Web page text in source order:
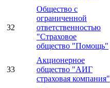
32
Общество с
ограниченной
ответственностью
"Страховое
общество "Помощь"
33
Акционерное
общество "АИГ
страховая компания"